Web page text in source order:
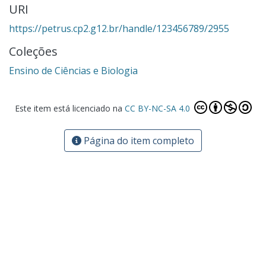
URI
https://petrus.cp2.g12.br/handle/123456789/2955
Coleções
Ensino de Ciências e Biologia
Este item está licenciado na CC BY-NC-SA 4.0
Página do item completo